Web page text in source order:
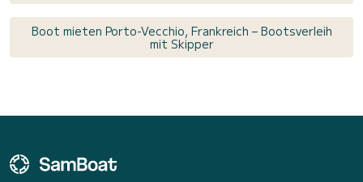
Boot mieten Porto-Vecchio, Frankreich – Bootsverleih
mit Skipper